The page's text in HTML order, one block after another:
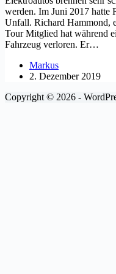
werden. Im Juni 2017 hatte
Unfall. Richard Hammond,
Tour Mitglied hat während
Fahrzeug verloren. Er…
Markus
2. Dezember 2019
Copyright © 2026 -